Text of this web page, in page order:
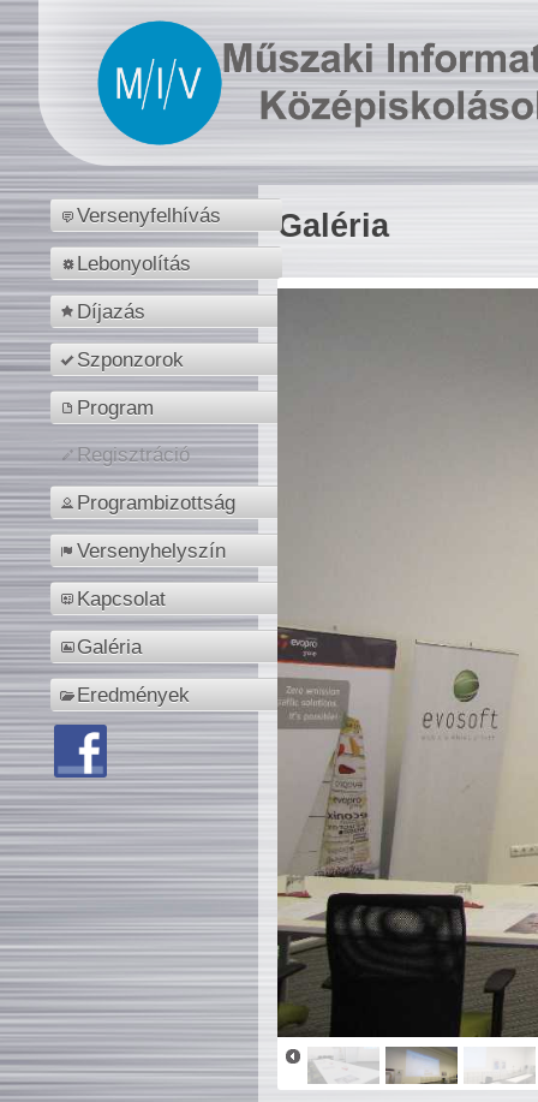
Versenyfelhívás
Lebonyolítás
Díjazás
Szponzorok
Program
Regisztráció
Programbizottság
Versenyhelyszín
Kapcsolat
Galéria
Eredmények
Galéria